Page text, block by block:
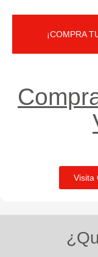
¡COMPRA
Visita